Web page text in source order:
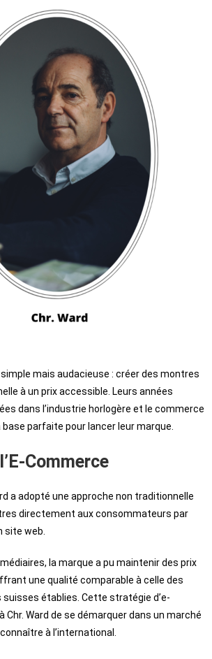
simple mais audacieuse : créer des montres
à un prix accessible. Leurs années
dans l’industrie horlogère et le commerce
parfaite pour lancer leur marque.
Commerce
a adopté une approche non traditionnelle
directement aux consommateurs par
site web.
la marque a pu maintenir des prix
une qualité comparable à celle des
établies. Cette stratégie d’e-
Chr. Ward de se démarquer dans un marché
à l’international.